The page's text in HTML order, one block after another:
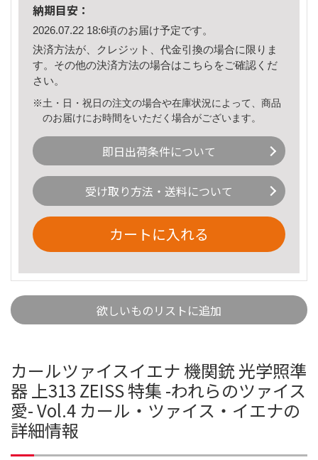
納期目安：
2026.07.22 18:6頃のお届け予定です。
決済方法が、クレジット、代金引換の場合に限りま
す。その他の決済方法の場合はこちら をご確認くだ
さい。
※土・日・祝日の注文の場合や在庫状況によって、商品
のお届けにお時間をいただく場合がございます。
即日出荷条件について
受け取り方法・送料について
カートに入れる
欲しいものリストに追加
カールツァイスイエナ 機関銃 光学照準
器 上313 ZEISS 特集 -われらのツァイス
愛- Vol.4 カール・ツァイス・イエナの
詳細情報